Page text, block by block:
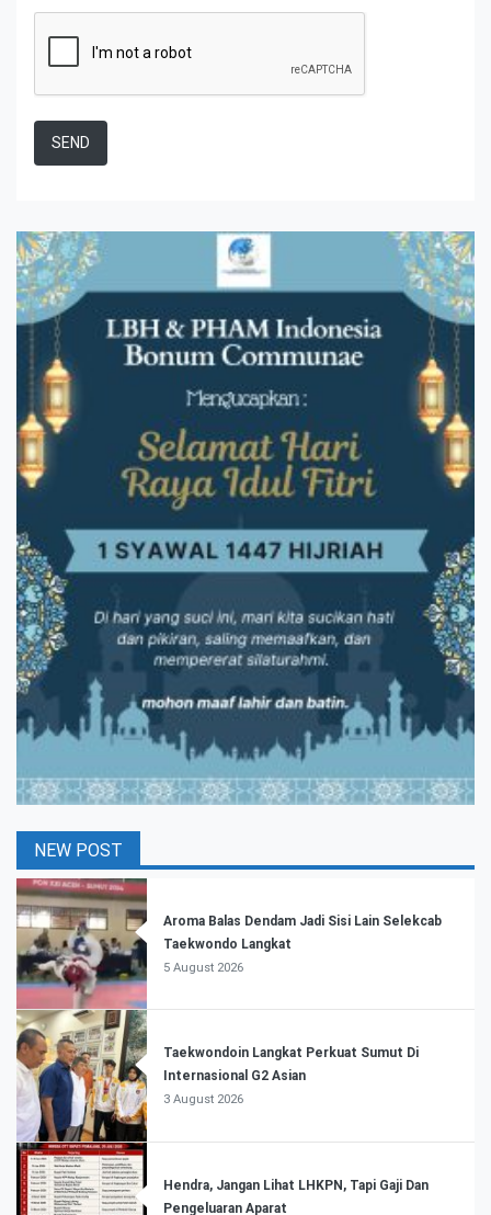
NEW POST
Aroma Balas Dendam Jadi Sisi Lain Selekcab
Taekwondo Langkat
5 August 2026
Taekwondoin Langkat Perkuat Sumut Di
Internasional G2 Asian
3 August 2026
Hendra, Jangan Lihat LHKPN, Tapi Gaji Dan
Pengeluaran Aparat